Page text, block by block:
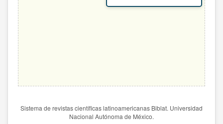
Sistema de revistas científicas latinoamericanas Biblat. Universidad
Nacional Autónoma de México.